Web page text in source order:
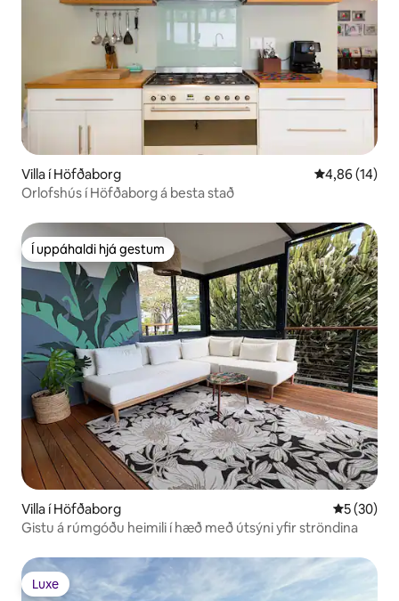
Villa í Höfðaborg 4,86 af 5 í
4,86 (14)
Orlofshús í Höfðaborg á besta stað
Í uppáhaldi hjá gestum
Í uppáhaldi hjá gestum
Villa í Höfðaborg 5 af 5 í
5 (30)
Gistu á rúmgóðu heimili í hæð með útsýni yfir ströndina
Luxe
Luxe